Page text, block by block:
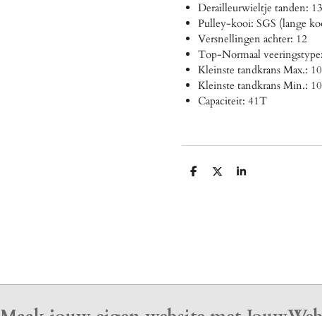
Derailleurwieltje tanden:
Pulley-kooi: SGS (lange
Versnellingen achter: 12
Top-Normaal
Kleinste tandkrans Max.:
Kleinste tandkrans Min.:
Capaciteit: 41T
D
D
S